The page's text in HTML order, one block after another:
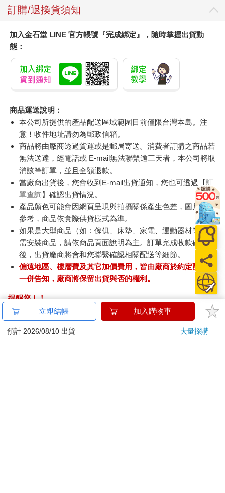
訂購/退換貨須知
加入金石堂 LINE 官方帳號『完成綁定』，隨時掌握出貨動
態：
商品運送說明：
本公司所提供的產品配送區域範圍目前僅限台灣本島。注
意！收件地址請勿為郵政信箱。
商品將由廠商透過貨運或是郵局寄送。消費者訂購之商品若
無法送達，經電話或 E-mail無法聯繫逾三天者，本公司將取
消該筆訂單，並且全額退款。
當廠商出貨後，您會收到E-mail出貨通知，您也可透過【訂
單查詢】確認出貨情況。
產品顏色可能會因網頁呈現與拍攝關係產生色差，圖片僅供
參考，商品依實際供貨樣式為準。
如果是大型商品（如：傢俱、床墊、家電、運動器材等）及
需安裝商品，請依商品頁面說明為主。訂單完成收款確認
後，出貨廠商將會和您聯繫確認相關配送等細節。
偏遠地區、樓層費及其它加價費用，皆由廠商於約定配送時
一併告知，廠商將保留出貨與否的權利。
提醒您！！
金石堂及銀行均不會請您操作ATM! 如接獲電話要求您前往
ATM提款機，請不要聽從指示，以免受騙上當！
立即結帳 加入購物車
預計 2026/08/10 出貨 大量採購